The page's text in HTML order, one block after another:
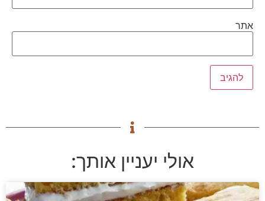
אתר
אולי יעניין אותך: